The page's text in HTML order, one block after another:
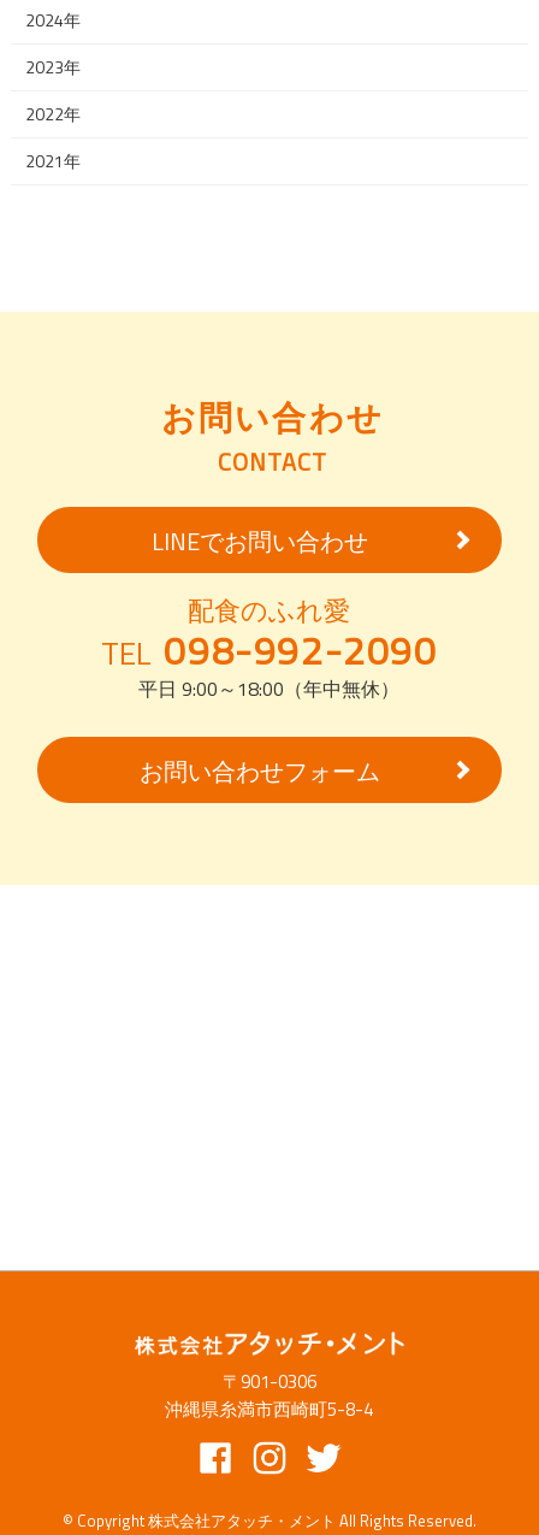
2024年
2023年
2022年
2021年
お問い合わせ
CONTACT
LINEでお問い合わせ
配食のふれ愛
TEL 098-992-2090
平日 9:00～18:00（年中無休）
お問い合わせフォーム
〒901-0306
沖縄県糸満市西崎町5-8-4
© Copyright 株式会社アタッチ・メント All Rights Reserved.